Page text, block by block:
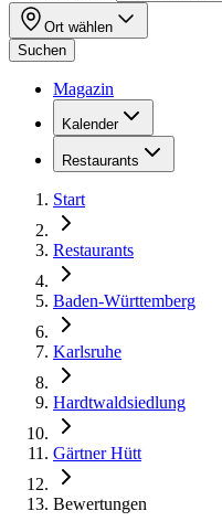
Ort wählen
Suchen
Magazin
Kalender
Restaurants
Start
Restaurants
Baden-Württemberg
Karlsruhe
Hardtwaldsiedlung
Gärtner Hütt
Bewertungen